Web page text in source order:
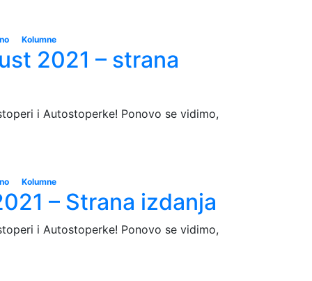
Kolumne
2021 – strana
i Autostoperke! Ponovo se vidimo,
Kolumne
– Strana izdanja
i Autostoperke! Ponovo se vidimo,